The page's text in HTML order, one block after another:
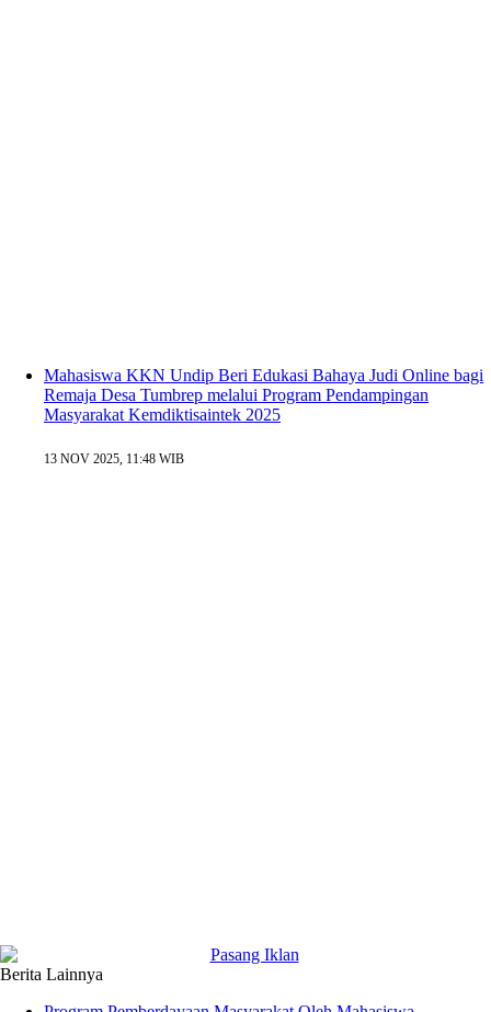
Mahasiswa KKN Undip Beri Edukasi Bahaya Judi Online bagi
Remaja Desa Tumbrep melalui Program Pendampingan
Masyarakat Kemdiktisaintek 2025
13 NOV 2025, 11:48 WIB
Berita Lainnya